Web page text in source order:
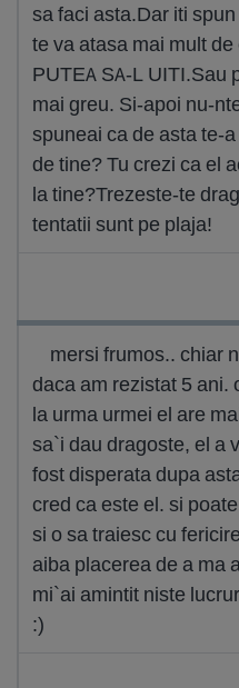
sa faci asta.Dar iti
te va atasa mai mult
PUTEA SA-L UITI.Sau
mai greu. Si-apoi nu-
spuneai ca de asta te-
de tine? Tu crezi ca el
la tine?Trezeste-te
tentatii sunt pe plaja!
mersi frumos.. chiar
daca am rezistat 5 ani.
la urma urmei el are
sa`i dau dragoste, el a
fost disperata dupa
cred ca este el. si
si o sa traiesc cu
aiba placerea de a ma
mi`ai amintit niste
:)